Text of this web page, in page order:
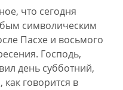
что сегодня
символическим
Пасхе и восьмого
Господь,
день субботний,
говорится в